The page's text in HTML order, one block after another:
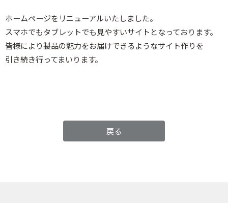
ホームページをリニューアルいたしました。
スマホでもタブレットでも見やすいサイトとなっております。
皆様により製品の魅力をお届けできるようなサイト作りを
引き続き行ってまいります。
戻る